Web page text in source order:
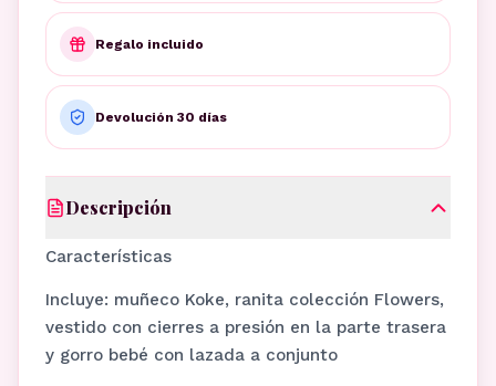
Regalo incluido
Devolución 30 días
Descripción
Características
Incluye: muñeco Koke, ranita colección Flowers,
vestido con cierres a presión en la parte trasera
y gorro bebé con lazada a conjunto